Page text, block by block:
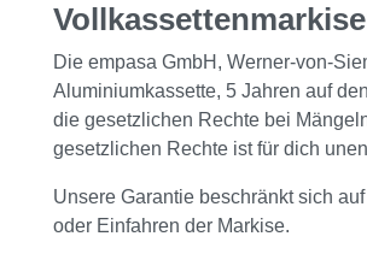
Die empasa GmbH, Werner-von-
Aluminiumkassette, 5 Jahren auf
die gesetzlichen Rechte bei
gesetzlichen Rechte ist für dich
Unsere Garantie beschränkt sich
oder Einfahren der Markise.